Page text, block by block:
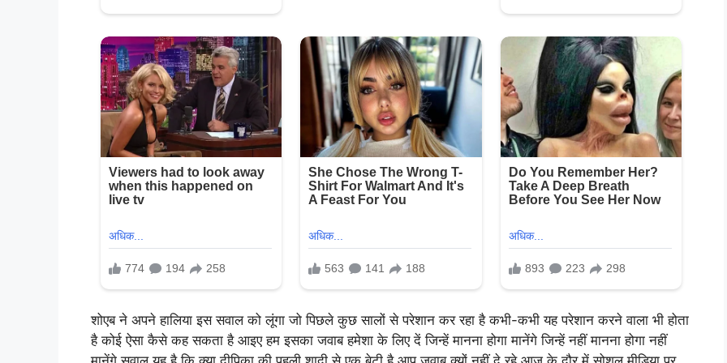
शोएब ने अपने हालिया इस सवाल को लूंगा जो पिछले कुछ सालों से परेशान कर रहा है कभी-कभी यह परेशान करने वाला भी होता
है कोई ऐसा कैसे कह सकता है आइए हम इसका जवाब हमेशा के लिए दें जिन्हें मानना होगा मानेंगे जिन्हें नहीं मानना होगा नहीं